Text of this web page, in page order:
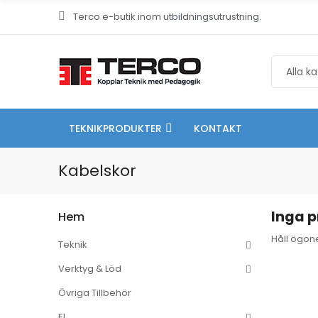
Terco e-butik inom utbildningsutrustning.
TEKNIKPRODUKTER KONTAKT
Kabelskor
Hem
Teknik
Verktyg & Löd
Övriga Tillbehör
Inga
Håll